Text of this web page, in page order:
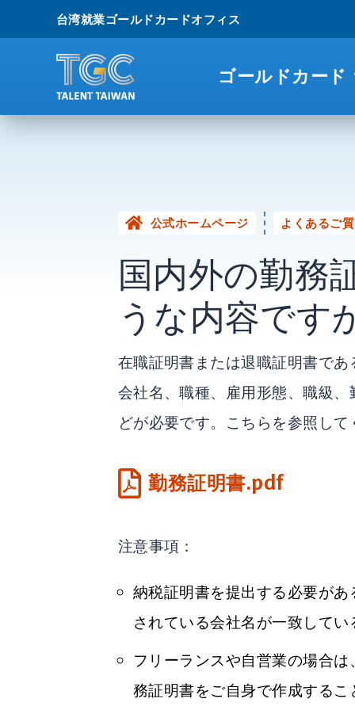
台湾就業ゴールドカードオフィス
ゴールドカード
公式ホームページ よくあるご
国内外の勤務
うな内容です
在職証明書または退職証明書で
会社名、職種、雇用形態、職級
どが必要です。こちらを参照し
勤務証明書.pdf
注意事項：
納税証明書を提出する必要が
されている会社名が一致して
フリーランスや自営業の場合
務証明書をご自身で作成する